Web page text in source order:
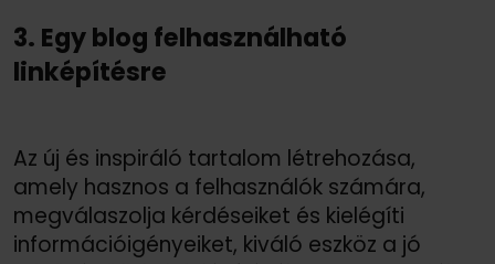
3. Egy blog felhasználható
linképítésre
Az új és inspiráló tartalom létrehozása,
amely hasznos a felhasználók számára,
megválaszolja kérdéseiket és kielégíti
információigényeiket, kiváló eszköz a jó